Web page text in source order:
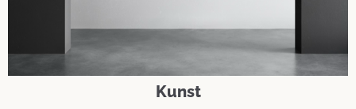
Kunst